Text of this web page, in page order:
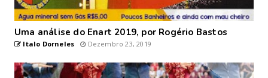
Uma análise do Enart 2019, por Rogério Bastos
Italo Dorneles Dezembro 23, 2019